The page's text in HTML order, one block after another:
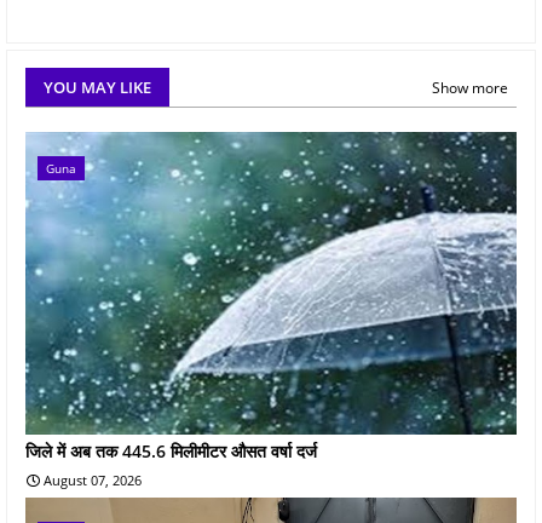
YOU MAY LIKE Show more
Guna
जिले में अब तक 445.6 मिलीमीटर औसत वर्षा दर्ज
August 07, 2026